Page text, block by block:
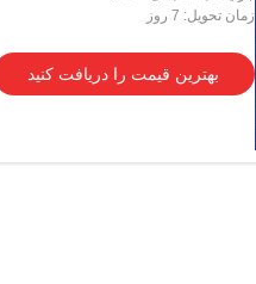
زمان تحویل: 7 روز
بهترین قیمت را دریافت کنید